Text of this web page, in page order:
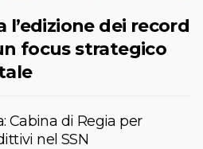
l’edizione dei record
focus strategico
Cabina di Regia per
nel SSN